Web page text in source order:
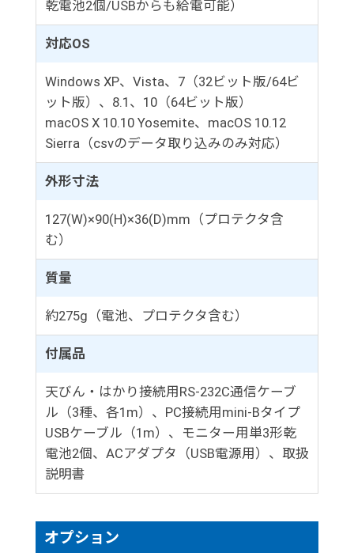
乾電池2個/USBからも給電可能）
対応OS
Windows XP、Vista、7（32ビット版/64ビ
ット版）、8.1、10（64ビット版）
macOS X 10.10 Yosemite、macOS 10.12
Sierra（csvのデータ取り込みのみ対応）
外形寸法
127(W)×90(H)×36(D)mm（プロテクタ含
む）
質量
約275g（電池、プロテクタ含む）
付属品
天びん・はかり接続用RS-232C通信ケーブ
ル（3種、各1m）、PC接続用mini-Bタイプ
USBケーブル（1m）、モニター用単3形乾
電池2個、ACアダプタ（USB電源用）、取扱
説明書
オプション